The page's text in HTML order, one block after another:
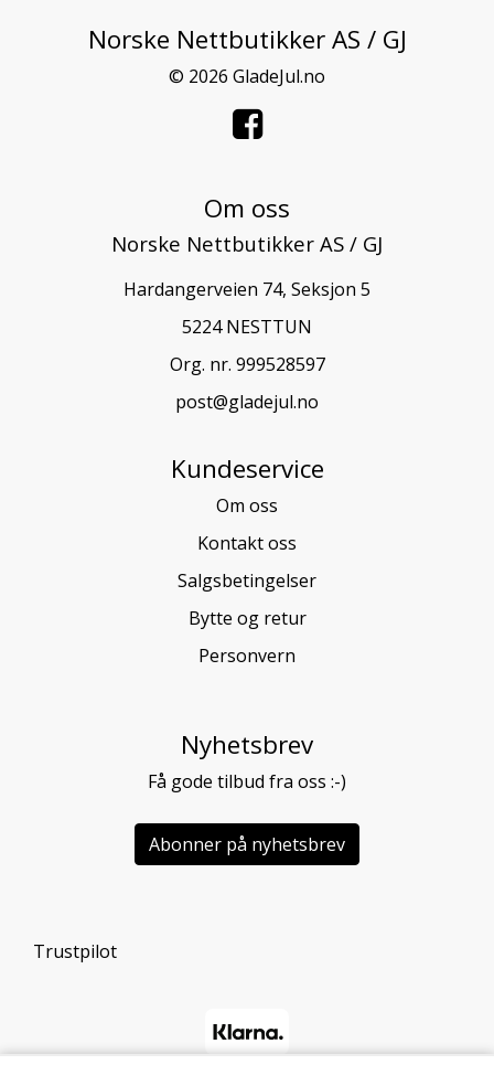
Norske Nettbutikker AS / GJ
© 2026 GladeJul.no
Om oss
Norske Nettbutikker AS / GJ
Hardangerveien 74, Seksjon 5
5224 NESTTUN
Org. nr. 999528597
post@gladejul.no
Kundeservice
Om oss
Kontakt oss
Salgsbetingelser
Bytte og retur
Personvern
Nyhetsbrev
Få gode tilbud fra oss :-)
Abonner på nyhetsbrev
Trustpilot